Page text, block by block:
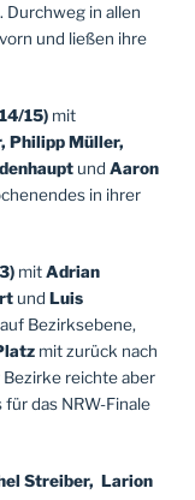
in allen
und ließen ihre
15) mit
Philipp Müller,
und Aaron
in ihrer
mitAdrian
und Luis
Bezirksebene,
mit zurück nach
reichte aber
das NRW-Finale
Streiber, Larion